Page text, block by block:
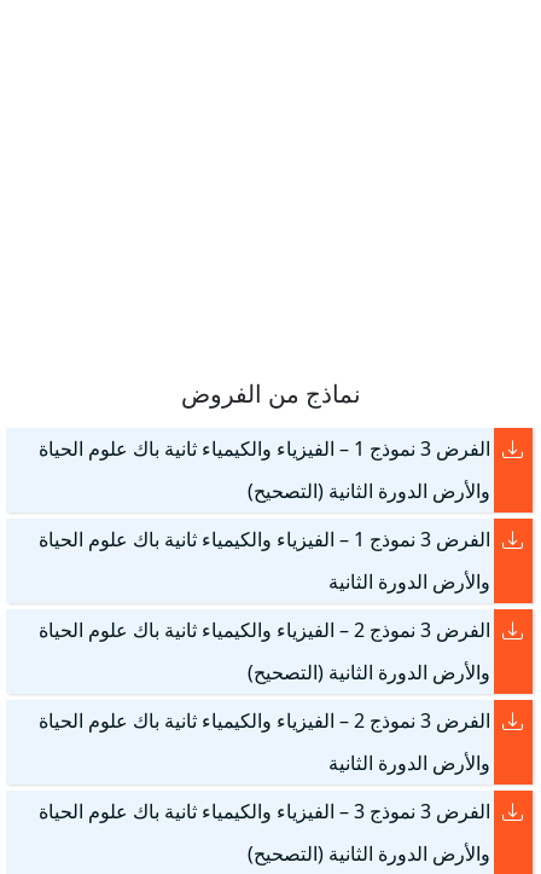
نماذج من الفروض
الفرض 3 نموذج 1 – الفيزياء والكيمياء ثانية باك علوم الحياة
والأرض الدورة الثانية (التصحيح)
الفرض 3 نموذج 1 – الفيزياء والكيمياء ثانية باك علوم الحياة
والأرض الدورة الثانية
الفرض 3 نموذج 2 – الفيزياء والكيمياء ثانية باك علوم الحياة
والأرض الدورة الثانية (التصحيح)
الفرض 3 نموذج 2 – الفيزياء والكيمياء ثانية باك علوم الحياة
والأرض الدورة الثانية
الفرض 3 نموذج 3 – الفيزياء والكيمياء ثانية باك علوم الحياة
والأرض الدورة الثانية (التصحيح)